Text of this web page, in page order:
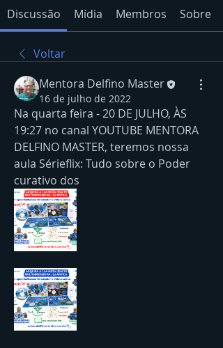
Discussão Mídia Membros Sobre
Voltar
Mentora Delfino Master
16 de julho de 2022
Na quarta feira - 20 DE JULHO, ÀS
19:27 no canal YOUTUBE MENTORA
DELFINO MASTER, teremos nossa
aula Sérieflix: Tudo sobre o Poder
curativo dos